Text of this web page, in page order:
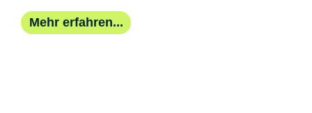
Mehr erfahren...